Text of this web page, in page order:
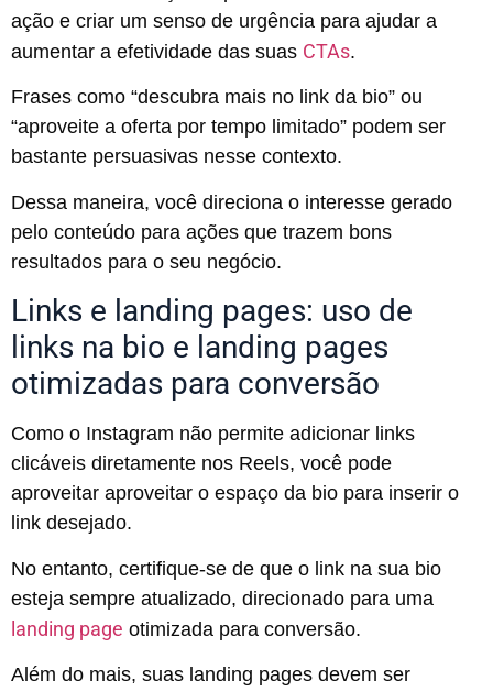
ação e criar um senso de urgência para ajudar a
aumentar a efetividade das suas CTAs.
Frases como “descubra mais no link da bio” ou
“aproveite a oferta por tempo limitado” podem ser
bastante persuasivas nesse contexto.
Dessa maneira, você direciona o interesse gerado
pelo conteúdo para ações que trazem bons
resultados para o seu negócio.
Links e landing pages: uso de
links na bio e landing pages
otimizadas para conversão
Como o Instagram não permite adicionar links
clicáveis diretamente nos Reels, você pode
aproveitar aproveitar o espaço da bio para inserir o
link desejado.
No entanto, certifique-se de que o link na sua bio
esteja sempre atualizado, direcionado para uma
landing page otimizada para conversão.
Além do mais, suas landing pages devem ser